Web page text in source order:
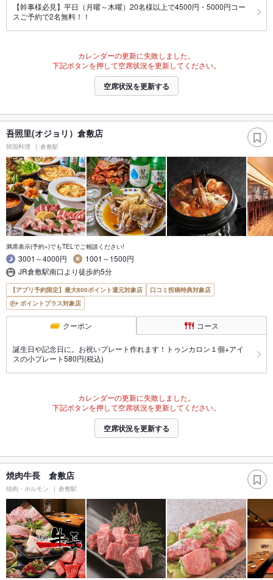
【幹事様必見】平日（月曜～木曜）20名様以上で4500円・5000円コー
スご予約で2名無料！！
カレンダーの更新に失敗しました。
下記ボタンを押して空席状況を更新してください。
空席状況を更新する
吾照里(オジョリ）倉敷店
韓国料理 倉敷駅
満席表示(予約×)でもTELでご相談ください!
3001～4000円
1001～1500円
JR倉敷駅南口より徒歩約5分
【アプリ予約限定】最大800ポイント還元対象店
口コミ投稿特典対象店
ポイントプラス対象店
クーポン コース
誕生日や記念日に。お祝いプレート作れます！トゥンカロン１個+アイ
スの小プレート580円(税込)
カレンダーの更新に失敗しました。
下記ボタンを押して空席状況を更新してください。
空席状況を更新する
焼肉牛長 倉敷店
焼肉・ホルモン 倉敷駅